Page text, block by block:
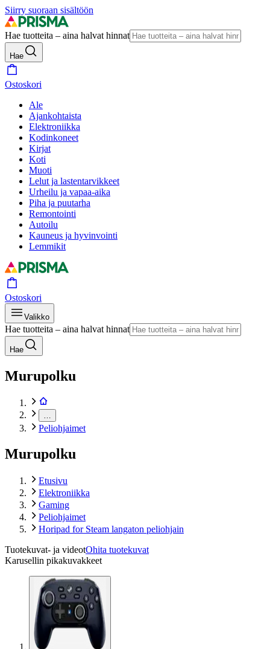
Siirry suoraan sisältöön
Hae tuotteita – aina halvat hinnat
Hae
Ostoskori
Ale
Ajankohtaista
Elektroniikka
Kodinkoneet
Kirjat
Koti
Muoti
Lelut ja lastentarvikkeet
Urheilu ja vapaa-aika
Piha ja puutarha
Remontointi
Autoilu
Kauneus ja hyvinvointi
Lemmikit
Ostoskori
Valikko
Hae tuotteita – aina halvat hinnat
Hae
Murupolku
Peliohjaimet
Murupolku
Etusivu
Elektroniikka
Gaming
Peliohjaimet
Horipad for Steam langaton peliohjain
Tuotekuvat- ja videotOhita tuotekuvat
Karusellin pikakuvakkeet